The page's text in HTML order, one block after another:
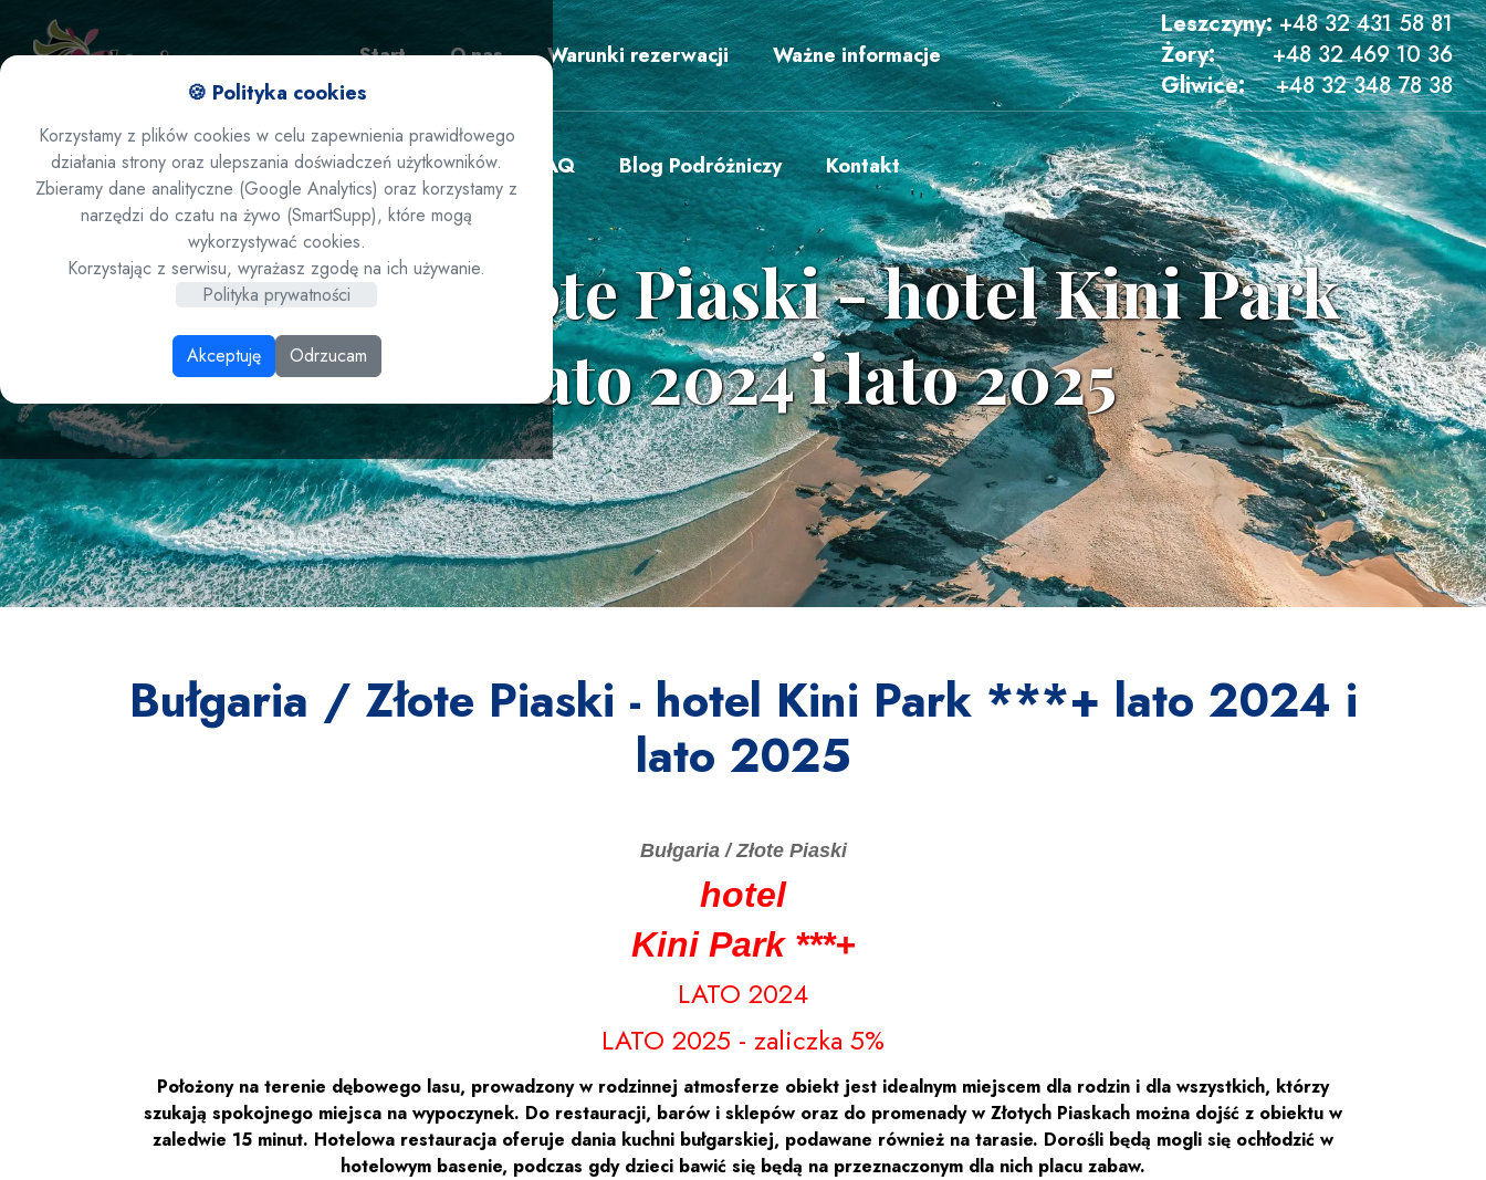
🍪 Polityka cookies
Korzystamy z plików cookies w celu zapewnienia prawidłowego
działania strony oraz ulepszania doświadczeń użytkowników.
Zbieramy dane analityczne (Google Analytics) oraz korzystamy z
narzędzi do czatu na żywo (SmartSupp), które mogą
wykorzystywać cookies.
Korzystając z serwisu, wyrażasz zgodę na ich używanie.
Polityka prywatności
Akceptuję Odrzucam
Start O nas Warunki rezerwacji Ważne informacje
Zamów ofertę FAQ Blog Podróżniczy Kontakt
Leszczyny:+48 32 431 58 81
Żory:
+48 32 469 10 36
Gliwice:
+48 32 348 78 38
Bułgaria / Złote Piaski - hotel Kini Park
***+ lato 2024 i lato 2025
Bułgaria / Złote Piaski - hotel Kini Park ***+ lato 2024 i
lato 2025
Bułgaria / Złote Piaski
hotel
Kini Park ***+
LATO 2024
LATO 2025 - zaliczka 5%
Położony na terenie dębowego lasu, prowadzony w rodzinnej atmosferze obiekt jest idealnym miejscem dla rodzin i dla wszystkich, którzy
szukają spokojnego miejsca na wypoczynek. Do restauracji, barów i sklepów oraz do promenady w Złotych Piaskach można dojść z obiektu w
zaledwie 15 minut. Hotelowa restauracja oferuje dania kuchni bułgarskiej, podawane również na tarasie. Dorośli będą mogli się ochłodzić w
hotelowym basenie, podczas gdy dzieci bawić się będą na przeznaczonym dla nich placu zabaw.